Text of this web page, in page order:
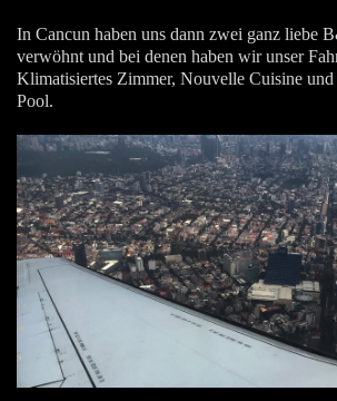
In Cancun haben uns dann zwei ganz liebe
verwöhnt und bei denen haben wir unser
Klimatisiertes Zimmer, Nouvelle Cuisine
Pool.